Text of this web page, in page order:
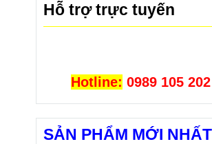
Hỗ trợ trực tuyến
Hotline: 0989 105 202
SẢN PHẨM MỚI NHẤT